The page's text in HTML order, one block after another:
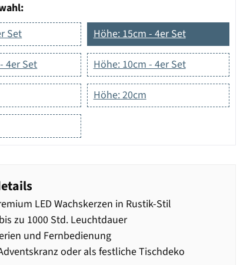
Set
Höhe: 15cm - 4er Set
4er Set Höhe: 10cm - 4er Set
Höhe: 20cm
LED Wachskerzen in Rustik-Stil
zu 1000 Std. Leuchtdauer
und Fernbedienung
oder als festliche Tischdeko